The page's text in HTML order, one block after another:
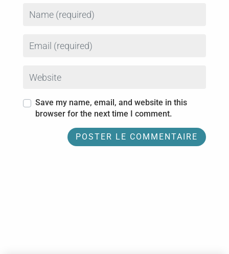
Save my name, email, and website in this
browser for the next time I comment.